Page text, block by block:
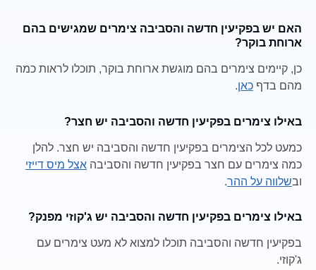
האם יש בפקיעין חדשה והסביבה צימרים שמגישים בהם
ארוחת בוקר?
כן, קיימים צימרים בהם מוגשת ארוחת בוקר, תוכלו לראות כמה
מהם בדף כאן.
באילו צימרים בפקיעין חדשה והסביבה יש חצר?
כמעט לכל הצימרים בפקיעין חדשה והסביבה יש חצר. להלן
כמה צימרים עם חצר בפקיעין חדשה והסביבה אצל מיס דייזי
ובשלווה על ההר.
באילו צימרים בפקיעין חדשה והסביבה יש ג'קוזי מפנק?
בפקיעין חדשה והסביבה תוכלו למצוא לא מעט צימרים עם
ג'קוזי.